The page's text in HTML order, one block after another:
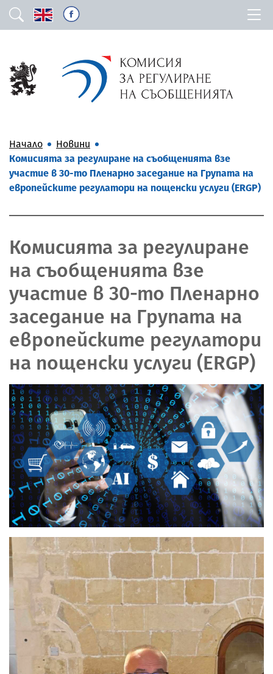
Начало
Новини
Комисията за регулиране на съобщенията взе
участие в 30-то Пленарно заседание на Групата на
европейските регулатори на пощенски услуги (ERGP)
Комисията за регулиране
на съобщенията взе
участие в 30-то Пленарно
заседание на Групата на
европейските регулатори
на пощенски услуги (ERGP)